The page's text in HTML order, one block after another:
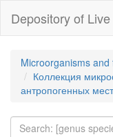
Depository of
Microorganisms and
Коллекция
антропогенных